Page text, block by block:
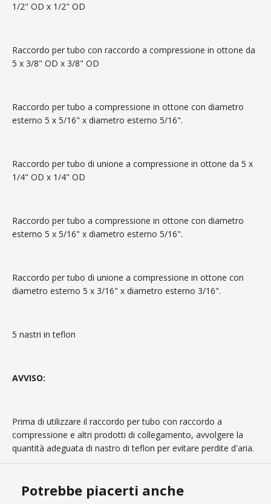
1/2" OD x 1/2" OD
Raccordo per tubo con raccordo a compressione in ottone da
5 x 3/8" OD x 3/8" OD
Raccordo per tubo a compressione in ottone con diametro
esterno 5 x 5/16" x diametro esterno 5/16".
Raccordo per tubo di unione a compressione in ottone da 5 x
1/4" OD x 1/4" OD
Raccordo per tubo a compressione in ottone con diametro
esterno 5 x 5/16" x diametro esterno 5/16".
Raccordo per tubo di unione a compressione in ottone con
diametro esterno 5 x 3/16" x diametro esterno 3/16".
5 nastri in teflon
AVVISO:
Prima di utilizzare il raccordo per tubo con raccordo a
compressione e altri prodotti di collegamento, avvolgere la
quantità adeguata di nastro di teflon per evitare perdite d'aria.
Potrebbe piacerti anche